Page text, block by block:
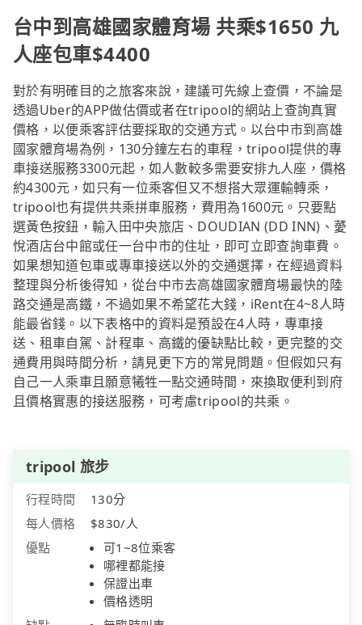
台中到高雄國家體育場 共乘$1650 九
人座包車$4400
對於有明確目的之旅客來說，建議可先線上查價，不論是
透過Uber的APP做估價或者在tripool的網站上查詢真實
價格，以便乘客評估要採取的交通方式。以台中市到高雄
國家體育場為例，130分鐘左右的車程，tripool提供的專
車接送服務3300元起，如人數較多需要安排九人座，價格
約4300元，如只有一位乘客但又不想搭大眾運輸轉乘，
tripool也有提供共乘拼車服務，費用為1600元。只要點
選黃色按鈕，輸入田中央旅店、DOUDIAN (DD INN)、薆
悅酒店台中館或任一台中市的住址，即可立即查詢車費。
如果想知道包車或專車接送以外的交通選擇，在經過資料
整理與分析後得知，從台中市去高雄國家體育場最快的陸
路交通是高鐵，不過如果不希望花大錢，iRent在4~8人時
能最省錢。以下表格中的資料是預設在4人時，專車接
送、租車自駕、計程車、高鐵的優缺點比較，更完整的交
通費用與時間分析，請見更下方的常見問題。但假如只有
自己一人乘車且願意犧牲一點交通時間，來換取便利到府
且價格實惠的接送服務，可考慮tripool的共乘。
tripool 旅步
行程時間
130分
每人價格
$830/人
優點
可1~8位乘客
哪裡都能接
保證出車
價格透明